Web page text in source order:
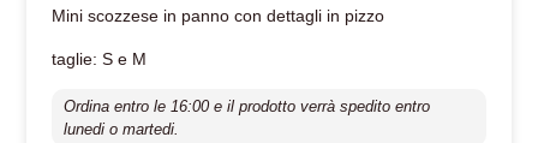
Mini scozzese in panno con dettagli in pizzo
taglie: S e M
Ordina entro le 16:00 e il prodotto verrà spedito entro
lunedi o martedi.